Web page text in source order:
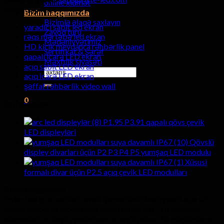
online xidmət
Bizim haqqımızda
Bizimlə əlaqə saxlayın
Zavod turu
Mədəniyyətimiz
Sertifikat & şərəf
Məxfilik siyasəti
Axtarmaq:
0
araba
Səbətinizdə heç bir məhsul.
Kateqoriyalar
yaradıcı sabit led ekran
rəqs mərtəbə led ekran
HD kiçik meydança rəhbərlik panel
qapalı icarə LED ekran
açıq sabit LED ekran
açıq icarə LED ekran
şəffaf rəhbərlik video wall
İsti məhsullar
P1.95 P3.91 qapalı qövs çevik
LED displeyləri
Qövslü
displey divarları üçün P2 P3 P4 P5 yumşaq LED modulu
Xüsusi
formalı divar üçün P2.5 açıq çevik LED modulları